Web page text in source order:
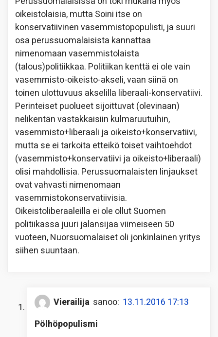
oikeistolaisia, mutta Soini itse on
konservatiivinen vasemmistopopulisti, ja suuri
osa perussuomalaisista kannattaa
nimenomaan vasemmistolaista
(talous)politiikkaa. Politiikan kenttä ei ole vain
vasemmisto-oikeisto-akseli, vaan siinä on
toinen ulottuvuus akselilla liberaali-konservatiivi.
Perinteiset puolueet sijoittuvat (olevinaan)
nelikentän vastakkaisiin kulmaruutuihin,
vasemmisto+liberaali ja oikeisto+konservatiivi,
mutta se ei tarkoita etteikö toiset vaihtoehdot
(vasemmisto+konservatiivi ja oikeisto+liberaali)
olisi mahdollisia. Perussuomalaisten linjaukset
ovat vahvasti nimenomaan
vasemmistokonservatiivisia.
Oikeistoliberaaleilla ei ole ollut Suomen
politiikassa juuri jalansijaa viimeiseen 50
vuoteen, Nuorsuomalaiset oli jonkinlainen yritys
siihen suuntaan.
Vierailija sanoo: 13.11.2016 17:13
Pölhöpopulismi